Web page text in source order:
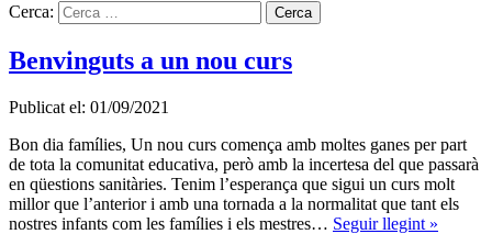
Cerca:
Benvinguts a un nou curs
Publicat el: 01/09/2021
Bon dia famílies, Un nou curs comença amb moltes ganes per part
de tota la comunitat educativa, però amb la incertesa del que passarà
en qüestions sanitàries. Tenim l’esperança que sigui un curs molt
millor que l’anterior i amb una tornada a la normalitat que tant els
nostres infants com les famílies i els mestres… Seguir llegint »